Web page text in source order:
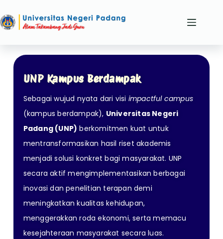
UNP Kampus Berdampak
Sebagai wujud nyata dari visi impactful campus
(kampus berdampak), Universitas Negeri
Padang (UNP) berkomitmen kuat untuk
mentransformasikan hasil riset akademis
menjadi solusi konkret bagi masyarakat. UNP
secara aktif mengimplementasikan berbagai
inovasi dan penelitian terapan demi
meningkatkan kualitas kehidupan,
menggerakkan roda ekonomi, serta memacu
kesejahteraan masyarakat secara luas.